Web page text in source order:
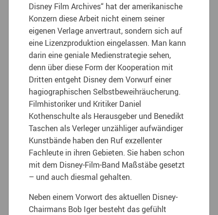
Disney Film Archives“ hat der amerikanische
Konzern diese Arbeit nicht einem seiner
eigenen Verlage anvertraut, sondern sich auf
eine Lizenzproduktion eingelassen. Man kann
darin eine geniale Medienstrategie sehen,
denn über diese Form der Kooperation mit
Dritten entgeht Disney dem Vorwurf einer
hagiographischen Selbstbeweihräucherung.
Filmhistoriker und Kritiker Daniel
Kothenschulte als Herausgeber und Benedikt
Taschen als Verleger unzähliger aufwändiger
Kunstbände haben den Ruf exzellenter
Fachleute in ihren Gebieten. Sie haben schon
mit dem Disney-Film-Band Maßstäbe gesetzt
– und auch diesmal gehalten.
Neben einem Vorwort des aktuellen Disney-
Chairmans Bob Iger besteht das gefühlt